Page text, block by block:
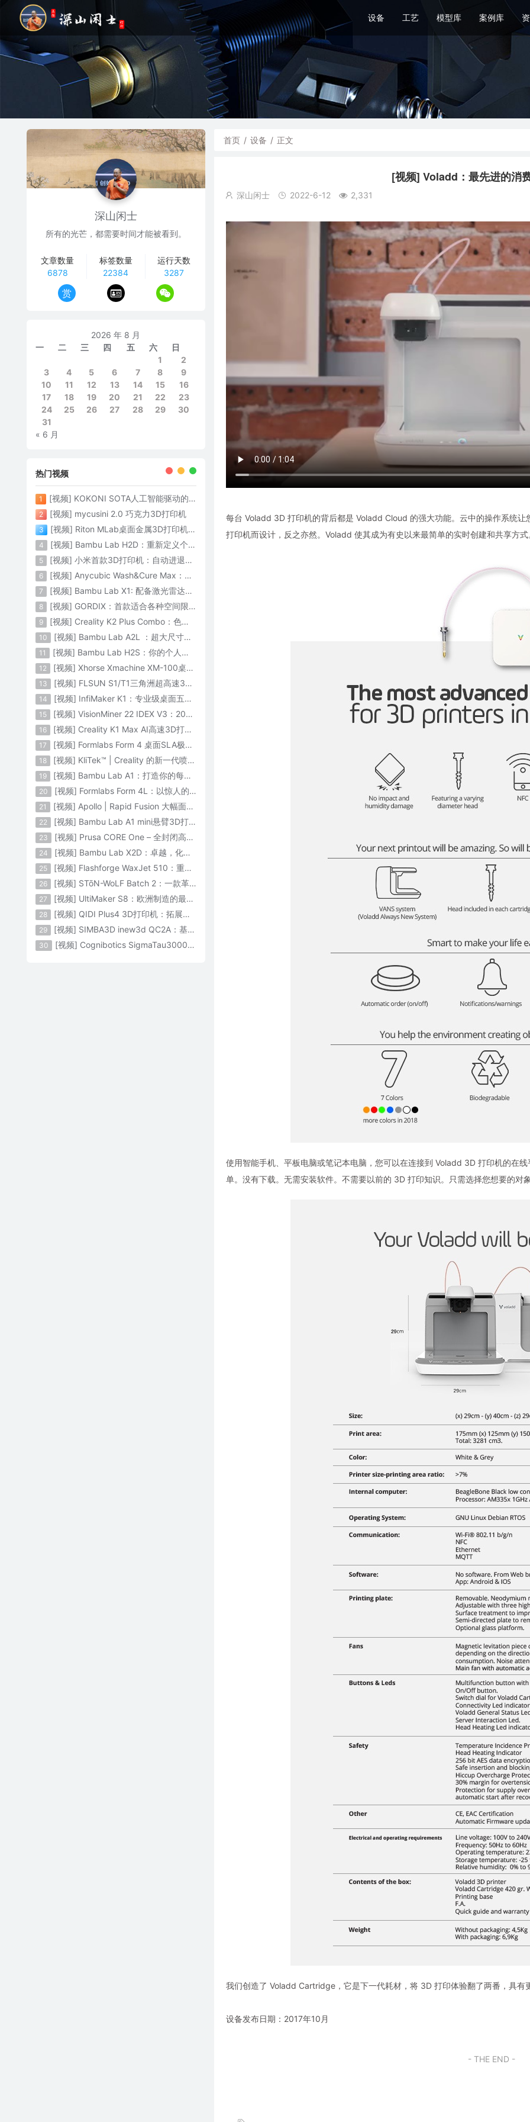
设备 工艺 模型库 案例库
首页 / 设备 / 正文
[视频] Voladd：最先进的消
深山闲士 2022-6-12 2,331
每台 Voladd 3D 打印机的背后都是 Voladd Cloud 的强大功能。云中的操作系统
打印机而设计，反之亦然。Voladd 使其成为有史以来最简单的实时创建和共享方式
使用智能手机、平板电脑或笔记本电脑，您可以在连接到 Voladd 3D 打印机的在
单。没有下载。无需安装软件。不需要以前的 3D 打印知识。只需选择您想要的对
我们创造了 Voladd Cartridge，它是下一代耗材，将 3D 打印体验翻了两番，具有
设备发布日期：2017年10月
- THE END -
深山闲士
所有的光芒，都需要时间才能被看到。
文章数量
6878
标签数量
22384
运行天数
3287
赏
2026 年 8 月
一
二 三 四 五 六
日
1
2
3
4 5 6 7 8
9
10
11 12 13 14 15
16
17
18 19 20 21 22
23
24
25 26 27 28 29
30
31
« 6 月
热门视频
1 [视频] KOKONI SOTA人工智能驱动的3D打印革命 倒立打印600mm/s
2 [视频] mycusini 2.0 巧克力3D打印机
3 [视频] Riton MLab桌面金属3D打印机：体积小性能强大
4 [视频] Bambu Lab H2D：重新定义个人智造
5 [视频] 小米首款3D打印机：自动进退料、AI云切片、人脸拍照建模 3D玩家兴趣首选
6 [视频] Anycubic Wash&Cure Max：清洗+后固化二合一设备
7 [视频] Bambu Lab X1: 配备激光雷达和人工智能的CoreXY彩色3D打印机
8 [视频] GORDIX：首款适合各种空间限制的3合1便携式数控机床
9 [视频] Creality K2 Plus Combo：色彩与尺寸的史诗级飞跃
10 [视频] Bambu Lab A2L ：超大尺寸家用打印机 告别拆件 轻松一体成型
11 [视频] Bambu Lab H2S：你的个人智造中心
12 [视频] Xhorse Xmachine XM-100桌面级五轴CNC机床：卓越的精度和效率
13 [视频] FLSUN S1/T1三角洲超高速3D打印机 打印速度1200mm/s
14 [视频] InfiMaker K1：专业级桌面五轴数控机床
15 [视频] VisionMiner 22 IDEX V3：2024年最佳工程材料3D打印机
16 [视频] Creality K1 Max AI高速3D打印机：600mm/s打印速度 史诗般的飞跃
17 [视频] Formlabs Form 4 桌面SLA极速3D打印机 工业级打印质量
18 [视频] KliTek™ | Creality 的新一代喷嘴更换系统
19 [视频] Bambu Lab A1：打造你的每一份热爱
20 [视频] Formlabs Form 4L：以惊人的速度获得工业级部件
21 [视频] Apollo | Rapid Fusion 大幅面颗粒3D打印系统
22 [视频] Bambu Lab A1 mini悬臂3D打印机：让多色打印成为标配
23 [视频] Prusa CORE One – 全封闭高速CoreXY 3D打印机配备主动腔体温度控制
24 [视频] Bambu Lab X2D：卓越，化繁为简！
25 [视频] Flashforge WaxJet 510：重新定义精度 专为K金珠宝铸造而生
26 [视频] STōN-WoLF Batch 2：一款革命性的“飞行龙门架”3D打印机
27 [视频] UltiMaker S8：欧洲制造的最快的桌面双材料专业3D打印机
28 [视频] QIDI Plus4 3D打印机：拓展您的想象力
29 [视频] SIMBA3D inew3d QC2A：基于AI建模的桌面全彩色3D打印机
30 [视频] Cognibotics SigmaTau3000 轻型机器人：智能制造的未来